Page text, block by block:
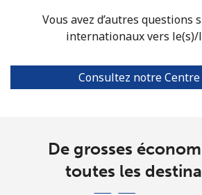
Ethiopia
Ligne fixe ⁦25.9p⁩
19
⁦£5⁩
Vous avez d’autres questions
internationaux vers le(s)/
Consultez notre Centre
De grosses
toutes les